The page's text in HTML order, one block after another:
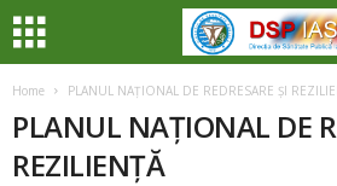
Home PLANUL NAȚIONAL DE REDRESARE ȘI
PLANUL NAȚIONAL DE
REZILIENȚĂ